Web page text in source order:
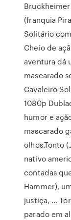
(franquia
Solitário
Cheio de
aventura dá
mascarado
Cavaleiro
1080p
humor e
mascarado
olhos.Tonto
nativo
contadas
Hammer),
justiça, …
parado em